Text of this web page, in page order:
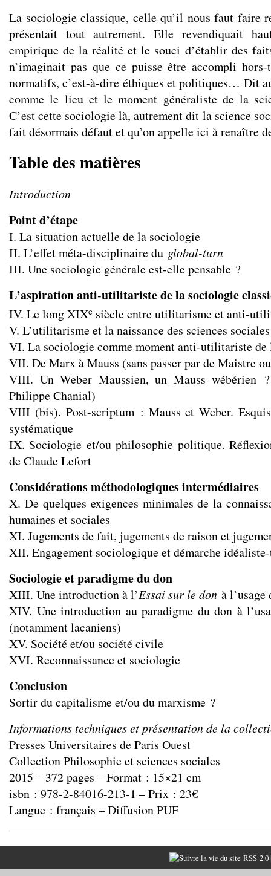
La sociologie classique, celle qu’il nous faut faire
présentait tout autrement. Elle revendiquait
empirique de la réalité et le souci d’établir des
n’imaginait pas que ce puisse être accompli
normatifs, c’est-à-dire éthiques et politiques… Dit
comme le lieu et le moment généraliste de la
C’est cette sociologie là, autrement dit la science
fait désormais défaut et qu’on appelle ici à renaître
Table des matières
Introduction
Point d’étape
I. La situation actuelle de la sociologie
II. L’effet méta-disciplinaire du global-turn
III. Une sociologie générale est-elle pensable ?
L’aspiration anti-utilitariste de la sociologie
IV. Le long XIXe siècle entre utilitarisme et anti-
V. L’utilitarisme et la naissance des sciences sociales
VI. La sociologie comme moment anti-utilitariste de
VII. De Marx à Mauss (sans passer par de Maistre
VIII. Un Weber Maussien, un Mauss wébérien
Philippe Chanial)
VIII (bis). Post-scriptum : Mauss et Weber.
systématique
IX. Sociologie et/ou philosophie politique.
de Claude Lefort
Considérations méthodologiques intermédiaires
X. De quelques exigences minimales de la
humaines et sociales
XI. Jugements de fait, jugements de raison et
XII. Engagement sociologique et démarche
Sociologie et paradigme du don
XIII. Une introduction à l’Essai sur le don à
XIV. Une introduction au paradigme du don à
(notamment lacaniens)
XV. Société et/ou société civile
XVI. Reconnaissance et sociologie
Conclusion
Sortir du capitalisme et/ou du marxisme ?
Informations techniques et présentation de la
Presses Universitaires de Paris Ouest
Collection Philosophie et sciences sociales
2015 – 372 pages – Format : 15×21 cm
isbn : 978-2-84016-213-1 – Prix : 23€
Langue : français – Diffusion PUF
RSS 2.0